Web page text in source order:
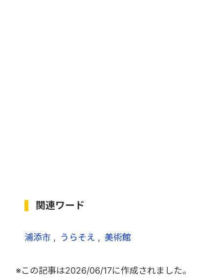
関連ワード
浦添市 うらそえ 美術館
※この記事は2026/06/17に作成されました。